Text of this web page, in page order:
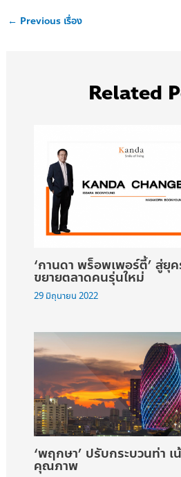
← Previous เรื่อง
Related
‘กานดา พร็อพเพอร์ตี้’ สู่ยุ
ขยายตลาดคนรุ่นใหม่
29 มิถุนายน 2022
‘พฤกษา’ ปรับกระบวนท่า เ
คุณภาพ